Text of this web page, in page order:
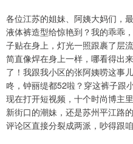
各位江苏的姐妹、阿姨大妈们，
液体裤造型给惊艳到？我的乖乖
子贴在身上，灯光一照跟裹了层
简直像焊在身上一样，哪看得出
了！我跟我小区的张阿姨唠这事
咚，钟丽缇都52啦？穿这裤子跟
现在打开短视频，十个时尚博主
新街口的潮妹，还是苏州平江路
评论区直接分裂成两派，吵得跟